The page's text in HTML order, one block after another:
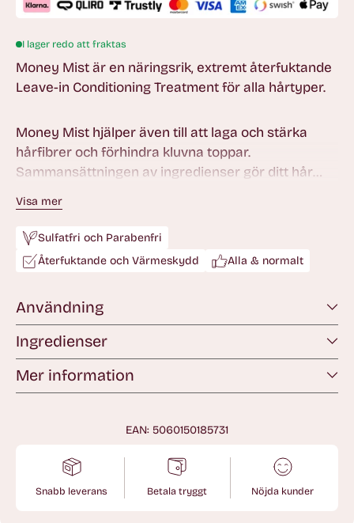
I lager redo att fraktas
Money Mist är en näringsrik, extremt återfuktande
Leave-in Conditioning Treatment för alla hårtyper.
Money Mist hjälper även till att laga och stärka
hårfibrer och förhindra kluvna toppar.
Sammansättningen av ingredienser gör ditt hår
Innehåller värmeskydd.
Visa mer
Sulfatfri och Parabenfri
Återfuktande och Värmeskydd
Alla & normalt
Användning
Ingredienser
Mer information
EAN: 5060150185731
Snabb leverans Betala tryggt Nöjda kunder